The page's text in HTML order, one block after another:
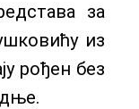
за
из
рођен без